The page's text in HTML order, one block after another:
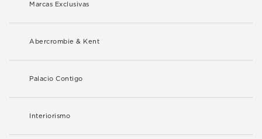
Marcas Exclusivas
Abercrombie & Kent
Palacio Contigo
Interiorismo